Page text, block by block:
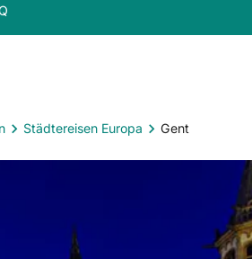
Sie?
Städtereisen Europa Gent